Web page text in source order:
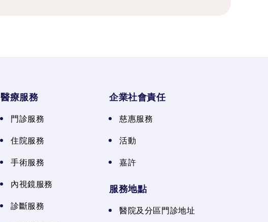
醫療服務
門診服務
住院服務
手術服務
內視鏡服務
診斷服務
企業社會責任
慈惠服務
活動
嘉許
服務地點
醫院及分區門診地址